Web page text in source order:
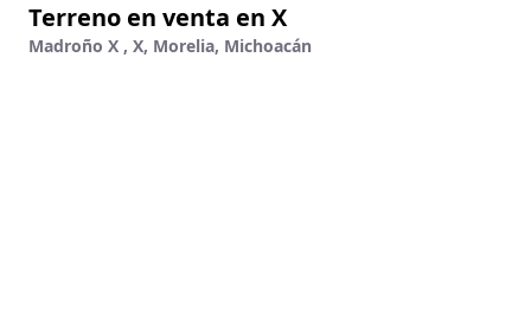
Terreno en venta en X
Madroño X , X, Morelia, Michoacán